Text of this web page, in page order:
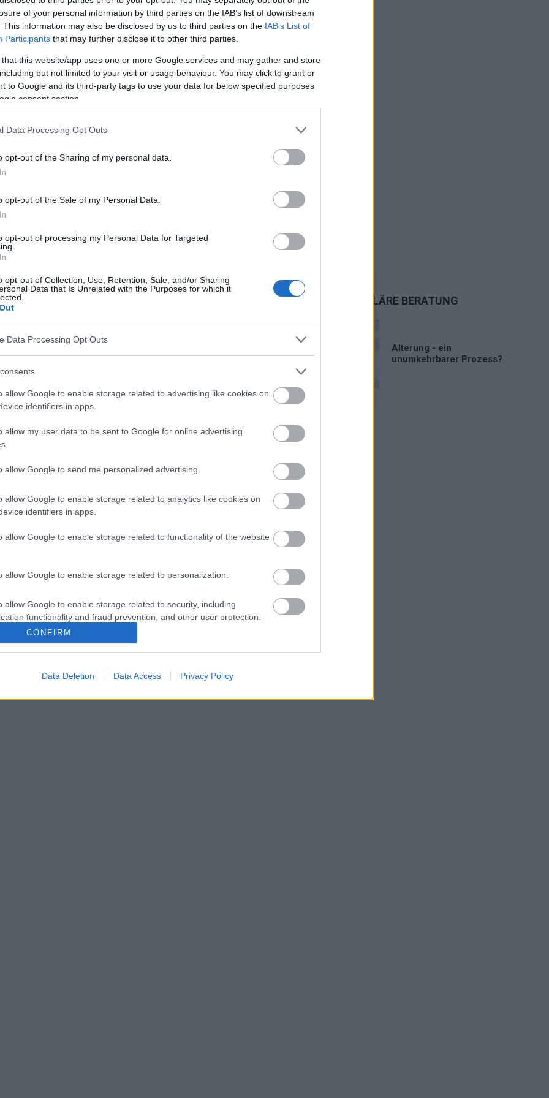
of your personal information by third parties on the IAB’s list of downstream
This information may also be disclosed by us to third parties on the IAB’s List of
Participants that may further disclose it to other third parties.
that this website/app uses one or more Google services and may gather and store
but not limited to your visit or usage behaviour. You may click to grant or
to Google and its third-party tags to use your data for below specified purposes
consent section.
Data Processing Opt Outs
opt-out of the Sharing of my personal data.
opt-out of the Sale of my Personal Data.
opt-out of processing my Personal Data for Targeted
opt-out of Collection, Use, Retention, Sale, and/or Sharing
Data that Is Unrelated with the Purposes for which it
Data Processing Opt Outs
allow Google to enable storage related to advertising like cookies on
identifiers in apps.
allow my user data to be sent to Google for online advertising
allow Google to send me personalized advertising.
allow Google to enable storage related to analytics like cookies on
identifiers in apps.
allow Google to enable storage related to functionality of the website
allow Google to enable storage related to personalization.
allow Google to enable storage related to security, including
functionality and fraud prevention, and other user protection.
CONFIRM
Data Deletion Data Access Privacy Policy
EMPFIEHLT
das
unumkehrbarer
SENIOR
jedoch bekannt, dass der Lebensstil und der Verzehr
bestimmter Lebensmittel die...
POPULÄRE BERATUNG
Alterung - ein
unumkehrbarer Prozess?